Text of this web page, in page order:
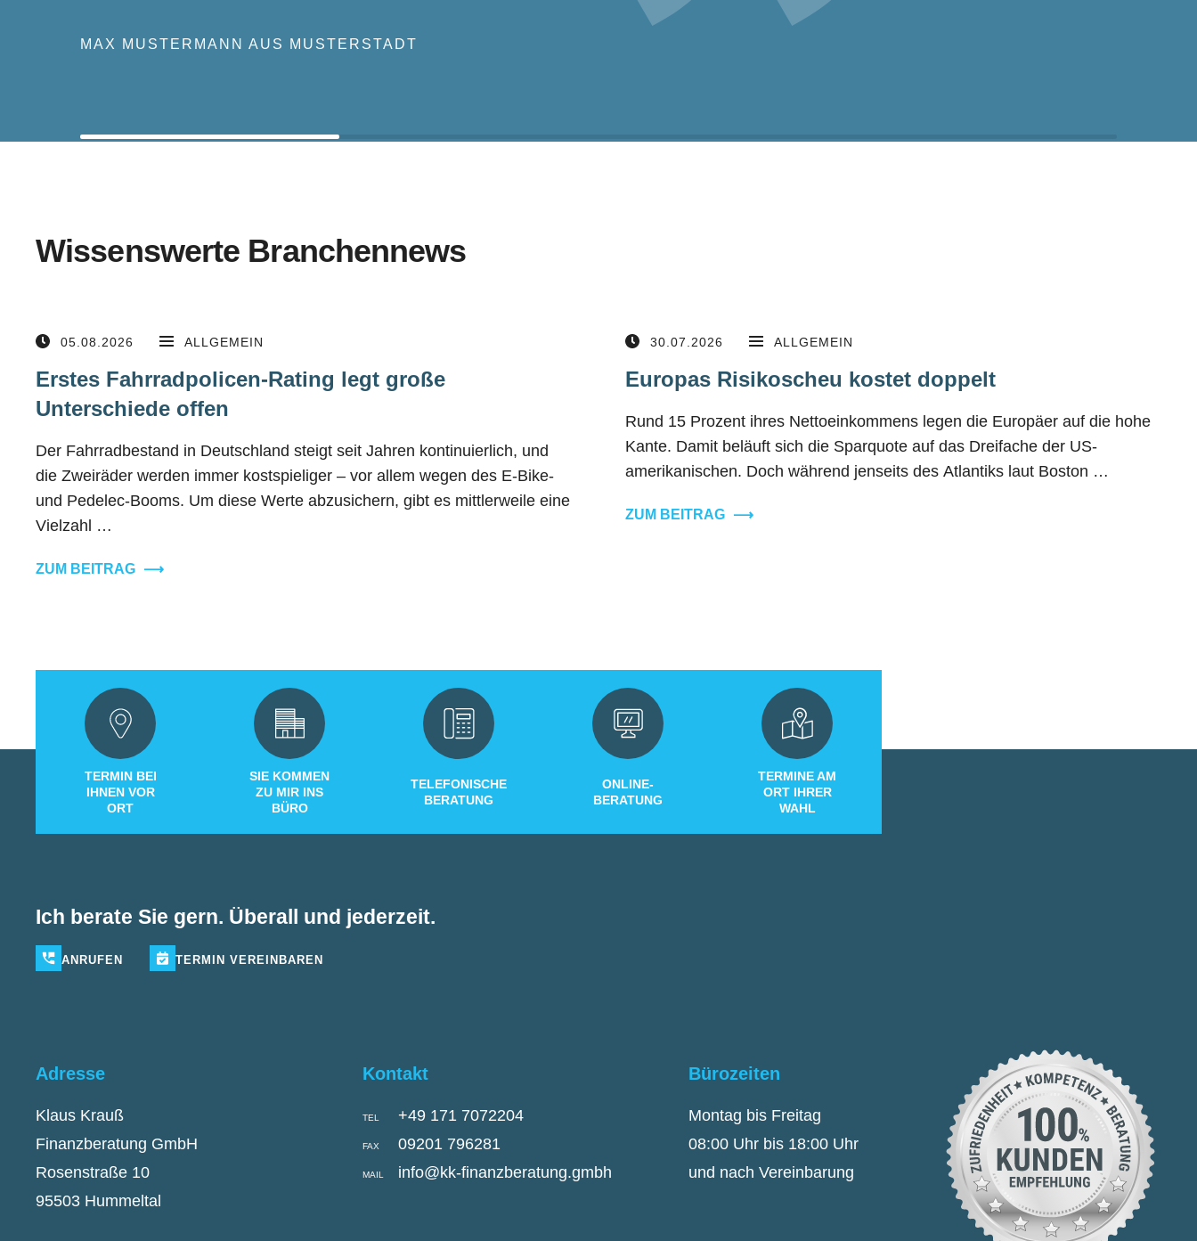
MAX MUSTERMANN AUS MUSTERSTADT
Wissenswerte Branchennews
05.08.2026 ALLGEMEIN
Erstes Fahrradpolicen-Rating legt große
Unterschiede offen
Der Fahrradbestand in Deutschland steigt seit Jahren kontinuierlich, und
die Zweiräder werden immer kostspieliger – vor allem wegen des E-Bike-
und Pedelec-Booms. Um diese Werte abzusichern, gibt es mittlerweile eine
Vielzahl …
ZUM BEITRAG ⟶
30.07.2026 ALLGEMEIN
Europas Risikoscheu kostet doppelt
Rund 15 Prozent ihres Nettoeinkommens legen die Europäer auf die hohe
Kante. Damit beläuft sich die Sparquote auf das Dreifache der US-
amerikanischen. Doch während jenseits des Atlantiks laut Boston …
ZUM BEITRAG ⟶
TERMIN BEI
IHNEN VOR
ORT
SIE KOMMEN
ZU MIR INS
BÜRO
TELEFONISCHE
BERATUNG
ONLINE-
BERATUNG
TERMINE AM
ORT IHRER
WAHL
Ich berate Sie gern. Überall und jederzeit.
ANRUFEN TERMIN VEREINBAREN
Adresse
Klaus Krauß
Finanzberatung GmbH
Rosenstraße 10
95503 Hummeltal
Kontakt
TEL +49 171 7072204
FAX 09201 796281
MAIL info@kk-finanzberatung.gmbh
Bürozeiten
Montag bis Freitag
08:00 Uhr bis 18:00 Uhr
und nach Vereinbarung